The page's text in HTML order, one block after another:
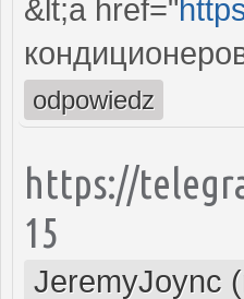
&lt;a href="
odpowiedz
https://
15
JeremyJoync